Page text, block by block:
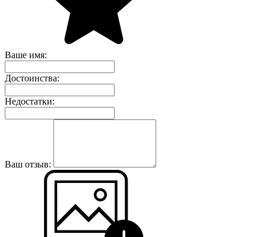
Ваше имя:
Достоинства:
Недостатки:
Ваш отзыв: